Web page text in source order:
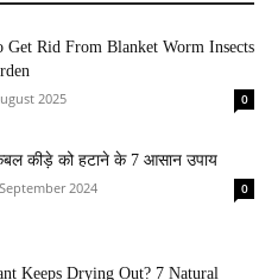
Get Rid From Blanket Worm Insects
2025 0
कीड़े को हटाने के 7 आसान उपाय
2024 0
Keeps Drying Out? 7 Natural